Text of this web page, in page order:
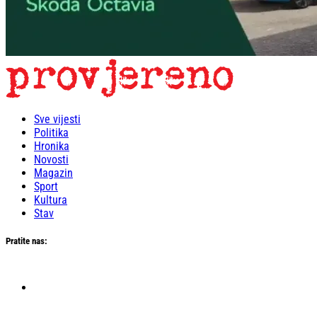
Sve vijesti
Politika
Hronika
Novosti
Magazin
Sport
Kultura
Stav
Pratite nas: